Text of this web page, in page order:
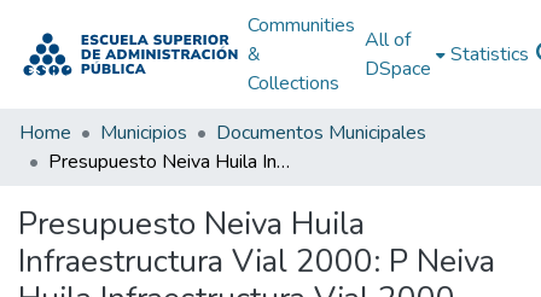
Communities
&
Collections
All of
DSpace
Statistics
Home Municipios
Documentos Municipales
Presupuesto Neiva Huila Infraestructura Vial 2000: P Neiva Huila Infraestructura Vial 2000
Presupuesto Neiva Huila
Infraestructura Vial 2000: P Neiva